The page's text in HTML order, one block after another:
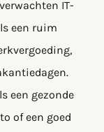
IT-
een ruim
een gezonde
of een goed